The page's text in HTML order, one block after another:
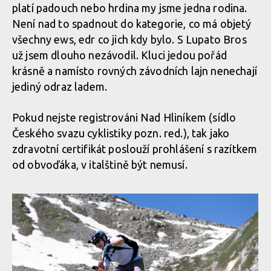
Report: ALLAROUND 2024 - třídenní etapák z Aosty do Aosty -
7600 metrů z kopce na 160 km
Report: ALLAROUND 2024 - třídenní etapák z Aosty do Aosty -
7600 metrů z kopce na 160 km
Report: ALLAROUND 2024 - třídenní etapák z Aosty do Aosty -
7600 metrů z kopce na 160 km
Report: ALLAROUND 2024 - třídenní etapák z Aosty do Aosty -
7600 metrů z kopce na 160 km
Report: ALLAROUND 2024 - třídenní etapák z Aosty do Aosty -
Report: ALLAROUND 2024 - třídenní etapák z Aosty do Aosty -
7600 metrů z kopce na 160 km
Report: ALLAROUND 2024 - třídenní etapák z Aosty do Aosty -
7600 metrů z kopce na 160 km
platí padouch nebo hrdina my jsme jedna rodina.
Není nad to spadnout do kategorie, co má objetý
všechny ews, edr co jich kdy bylo. S Lupato Bros
už jsem dlouho nezávodil. Kluci jedou pořád
krásně a namísto rovných závodních lajn nenechají
jediný odraz ladem.
Pokud nejste registrováni Nad Hliníkem (sídlo
Českého svazu cyklistiky pozn. red.), tak jako
zdravotní certifikát poslouží prohlášení s razítkem
od obvoďáka, v italštině být nemusí.